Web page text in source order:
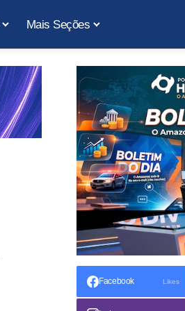
Mais Seções
Facebook Likes